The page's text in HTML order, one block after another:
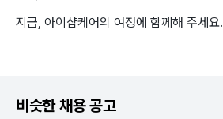
지금, 아이샵케어의 여정에 함께해 주세요.
비슷한 채용 공고